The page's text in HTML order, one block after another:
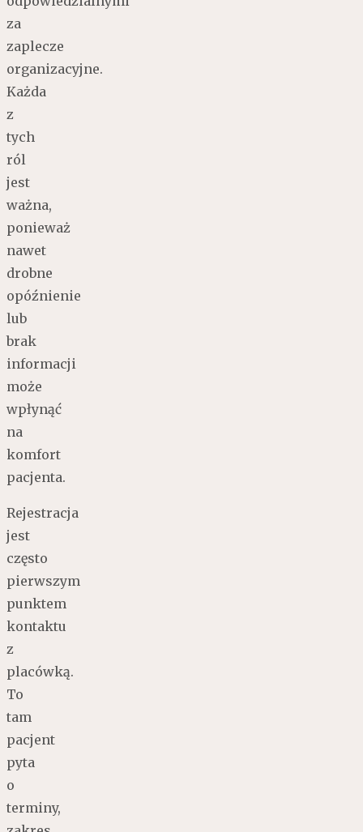
za
zaplecze
organizacyjne.
Każda
z
tych
ról
jest
ważna,
ponieważ
nawet
drobne
opóźnienie
lub
brak
informacji
może
wpłynąć
na
komfort
pacjenta.
Rejestracja
jest
często
pierwszym
punktem
kontaktu
z
placówką.
To
tam
pacjent
pyta
o
terminy,